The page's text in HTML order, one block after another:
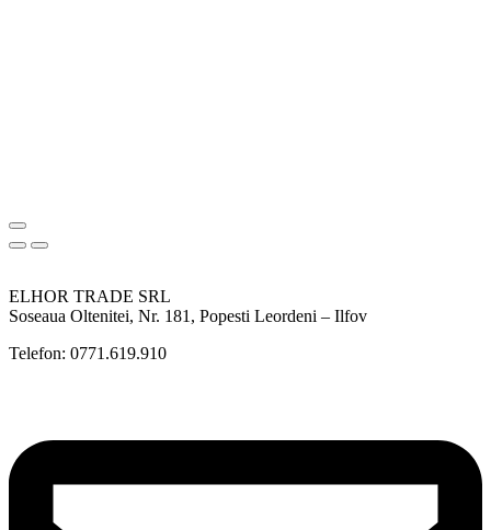
ELHOR TRADE SRL
Soseaua Oltenitei, Nr. 181, Popesti Leordeni – Ilfov
Telefon: 0771.619.910